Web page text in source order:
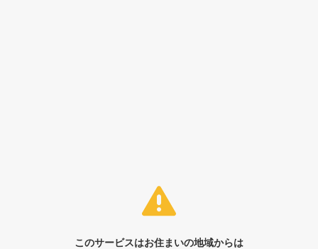
このサービスはお住まいの地域からは